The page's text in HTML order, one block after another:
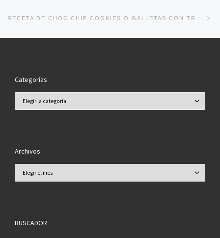
RECETA DE CHOC CHIP COOKIES O GALLETAS CON TROCITOS DE CHOCOLATE.
Categorías
Archivos
BUSCADOR